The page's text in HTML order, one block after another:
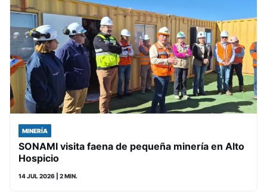
MINERÍA
SONAMI visita faena de pequeña minería en Alto
Hospicio
14 JUL 2026 | 2 MIN.